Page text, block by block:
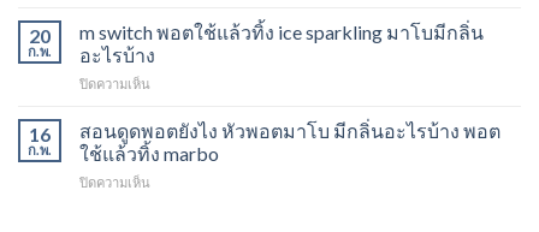
โบ
พีช
กลิ่น
พอ
ตมา
โบ
องุ่น
ขาย
ใช้
แล้ว
ใกล้
แล้ว
ทิ้ง
ส่ง
พอต
ชาร์จ
นาที
20
ก.พ.
m switch พอตใช้แล้วทิ้ง ice sparkling มาโบมีกลิ่น
อะไรบ้าง
ปิดความเห็น
switch
พอต
ใช้
แล้ว
16
ก.พ.
สอนดูดพอตยังไง หัวพอตมาโบ มีกลิ่นอะไรบ้าง พอต
ใช้แล้วทิ้ง marbo
ปิดความเห็น